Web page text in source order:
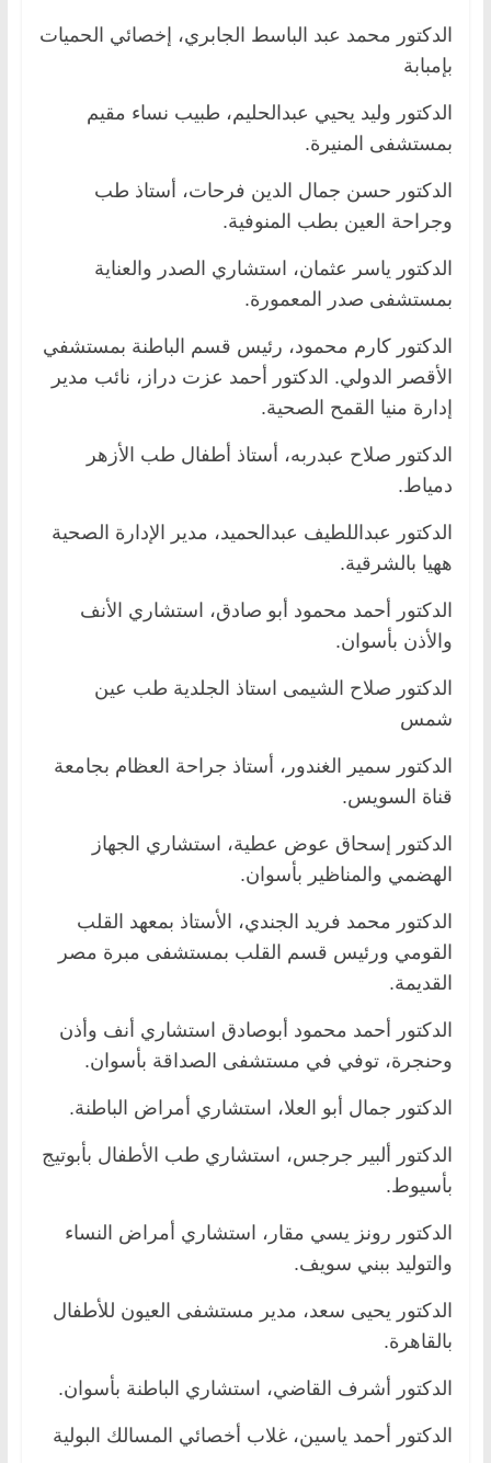
الدكتور محمد عبد الباسط الجابري، إخصائي الحميات
بإمبابة
الدكتور وليد يحيي عبدالحليم، طبيب نساء مقيم
بمستشفى المنيرة.
الدكتور حسن جمال الدين فرحات، أستاذ طب
وجراحة العين بطب المنوفية.
الدكتور ياسر عثمان، استشاري الصدر والعناية
بمستشفى صدر المعمورة.
الدكتور كارم محمود، رئيس قسم الباطنة بمستشفي
الأقصر الدولي. الدكتور أحمد عزت دراز، نائب مدير
إدارة منيا القمح الصحية.
الدكتور صلاح عبدربه، أستاذ أطفال طب الأزهر
دمياط.
الدكتور عبداللطيف عبدالحميد، مدير الإدارة الصحية
ههيا بالشرقية.
الدكتور أحمد محمود أبو صادق، استشاري الأنف
والأذن بأسوان.
الدكتور صلاح الشيمى استاذ الجلدية طب عين
شمس
الدكتور سمير الغندور، أستاذ جراحة العظام بجامعة
قناة السويس.
الدكتور إسحاق عوض عطية، استشاري الجهاز
الهضمي والمناظير بأسوان.
الدكتور محمد فريد الجندي، الأستاذ بمعهد القلب
القومي ورئيس قسم القلب بمستشفى مبرة مصر
القديمة.
الدكتور أحمد محمود أبوصادق استشاري أنف وأذن
وحنجرة، توفي في مستشفى الصداقة بأسوان.
الدكتور جمال أبو العلا، استشاري أمراض الباطنة.
الدكتور ألبير جرجس، استشاري طب الأطفال بأبوتيج
بأسيوط.
الدكتور رونز يسي مقار، استشاري أمراض النساء
والتوليد ببني سويف.
الدكتور يحيى سعد، مدير مستشفى العيون للأطفال
بالقاهرة.
الدكتور أشرف القاضي، استشاري الباطنة بأسوان.
الدكتور أحمد ياسين، غلاب أخصائي المسالك البولية